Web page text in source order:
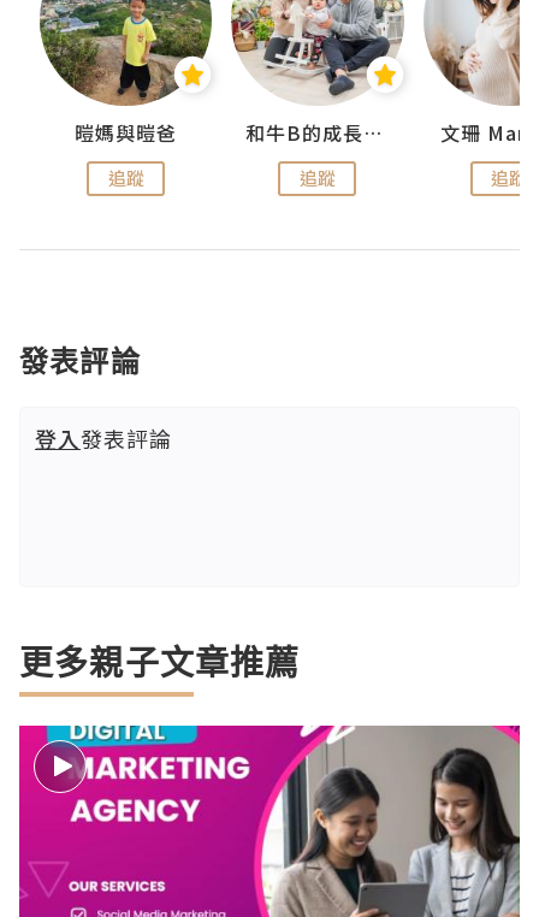
暟媽與暟爸
追蹤
和牛B的成長日記
追蹤
文珊
追蹤
發表評論
登入發表評論
更多親子文章推薦